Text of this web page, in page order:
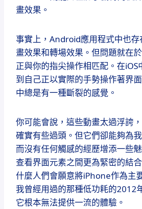
畫效果。
事實上，Android應用程式中也存
畫效果和轉場效果。但問題就在
正與你的指尖操作相匹配。在iOS
到自己正以實際的手勢操作著界
中總是有一種斷裂的感覺。
你可能會說，這些動畫太過浮誇
確實有些過頭。但它們卻能夠為
而沒有任何觸感的經歷增添一些
查看界面元素之間更為緊密的結
什麼人們會願意將iPhone作為主
我曾經用過的那種低功耗的2012
它根本無法提供一流的體驗。